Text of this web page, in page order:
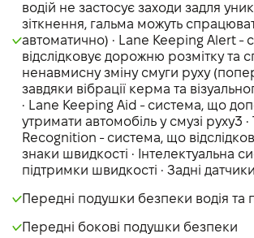
водій не застосує заходи задля
зіткнення, гальма можуть
автоматично) • Lane Keeping Alert -
відслідковує дорожню розмітку та
ненавмисну зміну смуги руху
завдяки вібрації керма та
• Lane Keeping Aid - система, що
утримати автомобіль у смузі руху3 •
Recognition - система, що
знаки швидкості • Інтелектуальна
підтримки швидкості • Задні
Передні подушки безпеки водія та
Передні бокові подушки безпеки